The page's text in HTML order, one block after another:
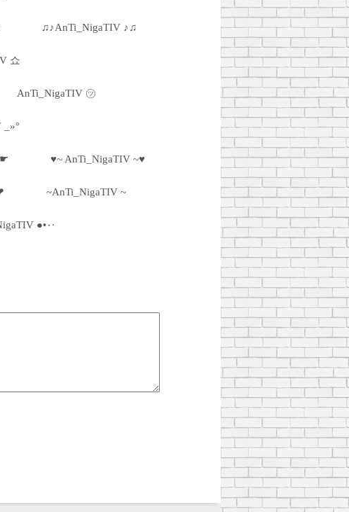
♫♪AnTi_NigaTIV ♪♫
쇼
AnTi_NigaTIV ㋡
_»°
♥~ AnTi_NigaTIV ~♥
~AnTi_NigaTIV ~
·٠•● AnTi_NigaTIV ●•٠·